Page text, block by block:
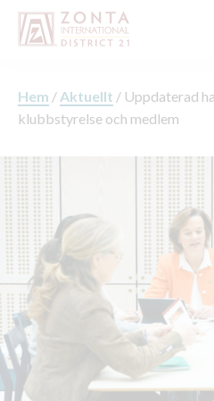
Hem / Aktuellt / Uppdaterad
klubbstyrelse och medlem